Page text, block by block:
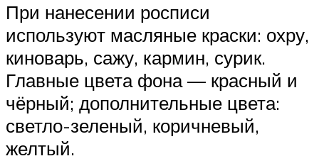
При нанесении росписи
используют масляные краски: охру,
киноварь, сажу, кармин, сурик.
Главные цвета фона — красный и
чёрный; дополнительные цвета:
светло-зеленый, коричневый,
желтый.